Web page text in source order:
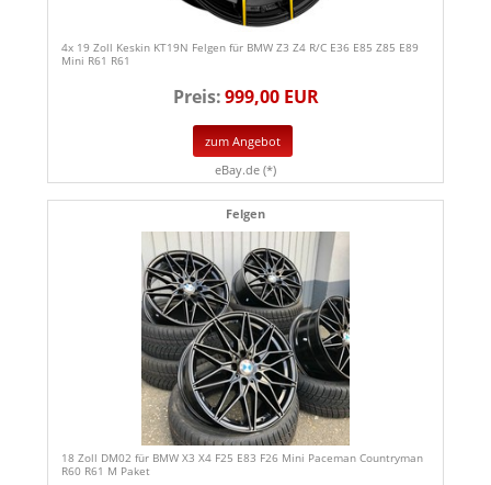
4x 19 Zoll Keskin KT19N Felgen für BMW Z3 Z4 R/C E36 E85 Z85 E89
Mini R61 R61
Preis:999,00 EUR
zum Angebot
eBay.de (*)
Felgen
18 Zoll DM02 für BMW X3 X4 F25 E83 F26 Mini Paceman Countryman
R60 R61 M Paket